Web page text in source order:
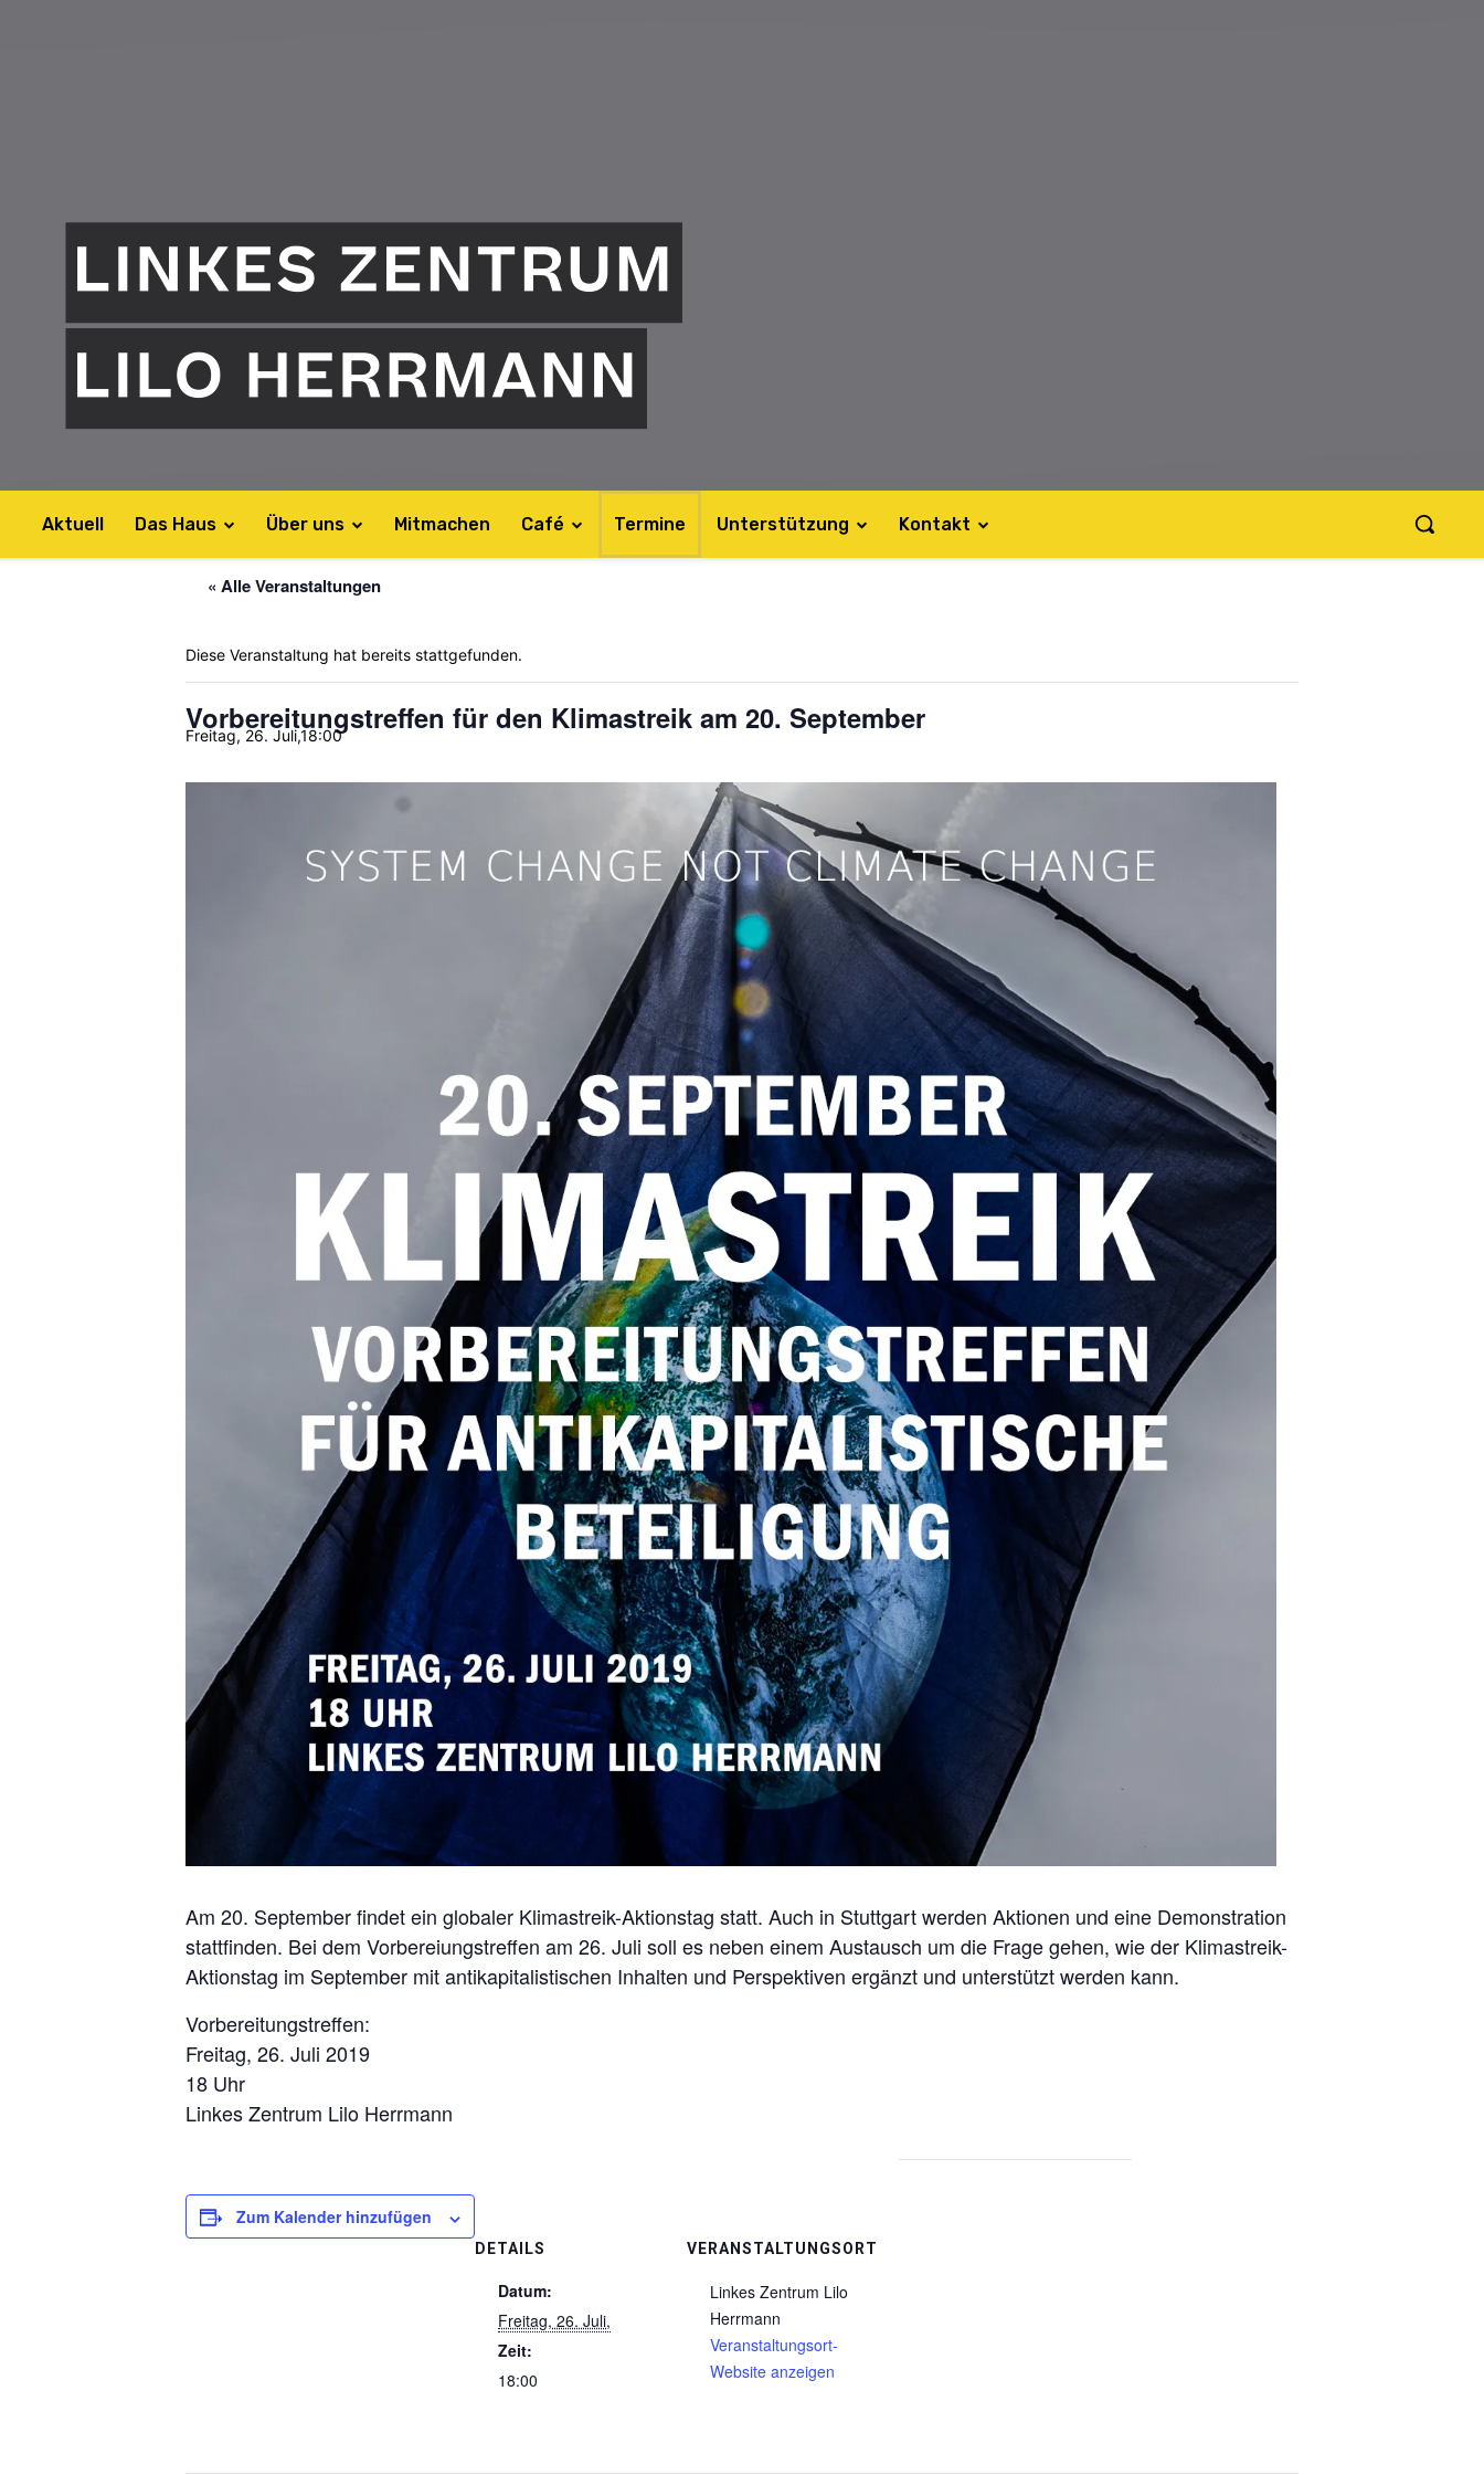
Aktuell Das Haus Über uns Mitmachen Café Termine Unterstützung Kontakt
« Alle Veranstaltungen
Diese Veranstaltung hat bereits stattgefunden.
Vorbereitungstreffen für den Klimastreik am 20. September
Freitag, 26. Juli,18:00
Am 20. September findet ein globaler Klimastreik-Aktionstag statt. Auch in Stuttgart werden Aktionen und eine Demonstration
stattfinden. Bei dem Vorbereiungstreffen am 26. Juli soll es neben einem Austausch um die Frage gehen, wie der Klimastreik-
Aktionstag im September mit antikapitalistischen Inhalten und Perspektiven ergänzt und unterstützt werden kann.
Vorbereitungstreffen:
Freitag, 26. Juli 2019
18 Uhr
Linkes Zentrum Lilo Herrmann
Zum Kalender hinzufügen
DETAILS
Datum:
Freitag, 26. Juli,
Zeit:
18:00
VERANSTALTUNGSORT
Linkes Zentrum Lilo
Herrmann
Veranstaltungsort-
Website anzeigen